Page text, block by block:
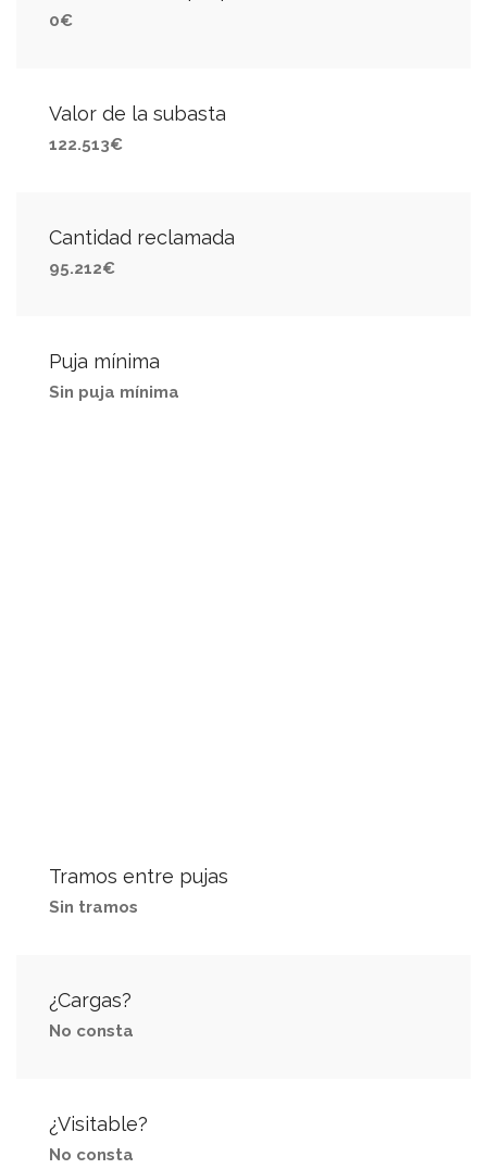
0€
Valor de la subasta
122.513€
Cantidad reclamada
95.212€
Puja mínima
Sin puja mínima
Tramos entre pujas
Sin tramos
¿Cargas?
No consta
¿Visitable?
No consta